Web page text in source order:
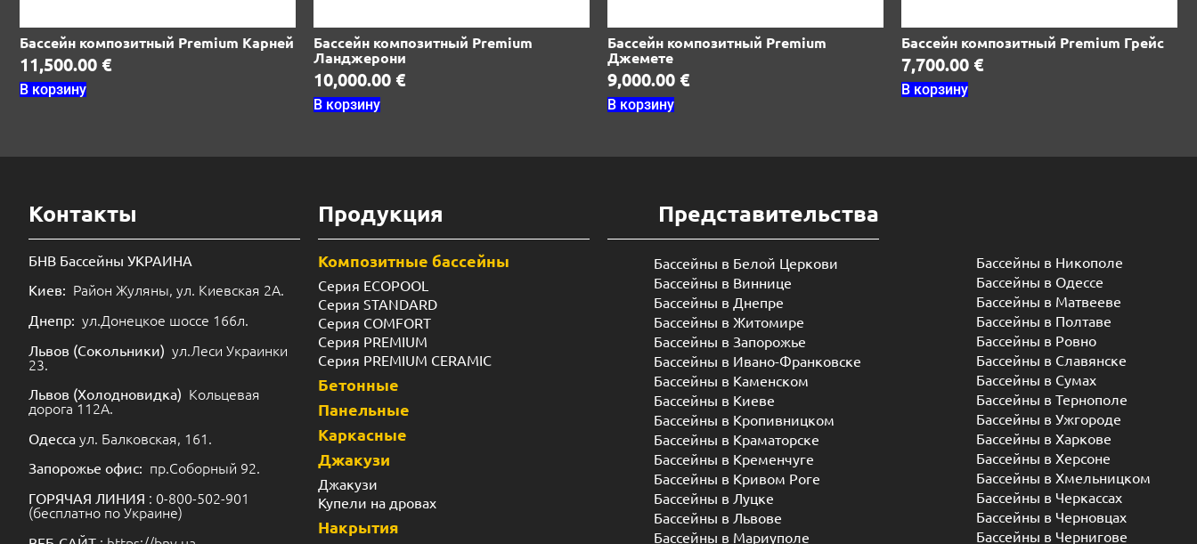
Бассейн композитный Premium Карней
11,500.00 €
В корзину
Бассейн композитный Premium
Ланджерони
10,000.00 €
В корзину
Бассейн композитный Premium
Джемете
9,000.00 €
В корзину
Бассейн композитный Premium Грейс
7,700.00 €
В корзину
Контакты
БНВ Бассейны УКРАИНА
Киев: Район Жуляны, ул. Киевская 2А.
Днепр: ул.Донецкое шоссе 166л.
Львов (Сокольники) ул.Леси Украинки
23.
Львов (Холодновидка) Кольцевая
дорога 112А.
Одесса ул. Балковская, 161.
Запорожье офис: пр.Соборный 92.
ГОРЯЧАЯ ЛИНИЯ : 0-800-502-901
(бесплатно по Украине)
Продукция
Композитные бассейны
Серия ECOPOOL
Серия STANDARD
Серия COMFORT
Серия PREMIUM
Серия PREMIUM CERAMIC
Бетонные
Панельные
Каркасные
Джакузи
Джакузи
Купели на дровах
Накрытия
Представительства
Бассейны в Белой Церкови
Бассейны в Виннице
Бассейны в Днепре
Бассейны в Житомире
Бассейны в Запорожье
Бассейны в Ивано-Франковске
Бассейны в Каменском
Бассейны в Киеве
Бассейны в Кропивницком
Бассейны в Краматорске
Бассейны в Кременчуге
Бассейны в Кривом Роге
Бассейны в Луцке
Бассейны в Львове
Бассейны в Мариуполе
Бассейны в Никополе
Бассейны в Одессе
Бассейны в Матвееве
Бассейны в Полтаве
Бассейны в Ровно
Бассейны в Славянске
Бассейны в Сумах
Бассейны в Тернополе
Бассейны в Ужгороде
Бассейны в Харкове
Бассейны в Херсоне
Бассейны в Хмельницком
Бассейны в Черкассах
Бассейны в Черновцах
Бассейны в Чернигове